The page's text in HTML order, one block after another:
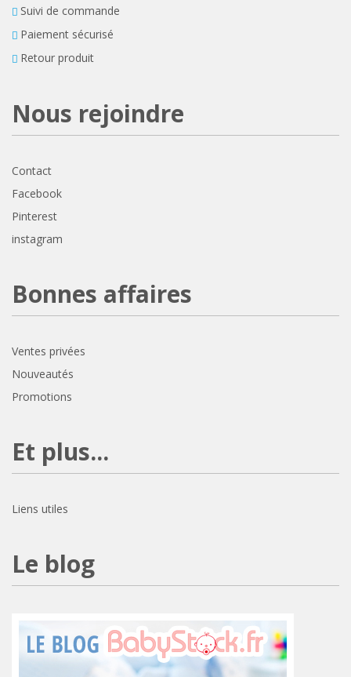
Suivi de commande
Paiement sécurisé
Retour produit
Nous rejoindre
Contact
Facebook
Pinterest
instagram
Bonnes affaires
Ventes privées
Nouveautés
Promotions
Et plus...
Liens utiles
Le blog